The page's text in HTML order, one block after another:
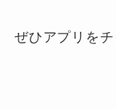
ぜひアプリを